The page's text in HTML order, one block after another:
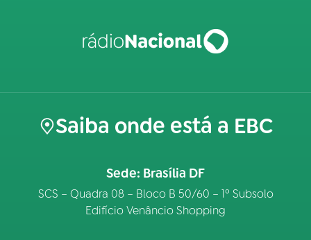
Saiba onde está a EBC
Sede: Brasília DF
SCS – Quadra 08 – Bloco B 50/60 – 1º Subsolo
Edifício Venâncio Shopping